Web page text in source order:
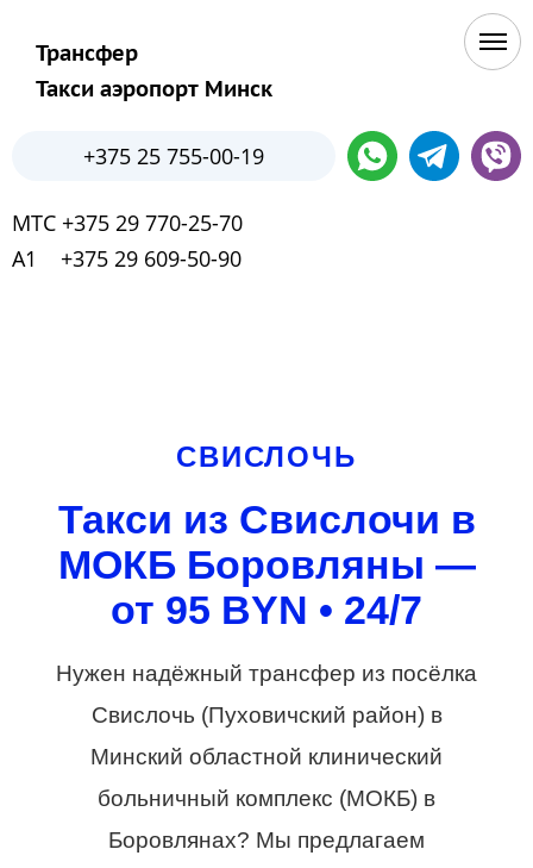
Трансфер
Такси аэропорт Минск
+375 25 755-00-19
МТС +375 29 770-25-70
А1 +375 29 609-50-90
СВИСЛОЧЬ
Такси из Свислочи в
МОКБ Боровляны —
от 95 BYN • 24/7
Нужен надёжный трансфер из посёлка
Свислочь (Пуховичский район) в
Минский областной клинический
больничный комплекс (МОКБ) в
Боровлянах? Мы предлагаем